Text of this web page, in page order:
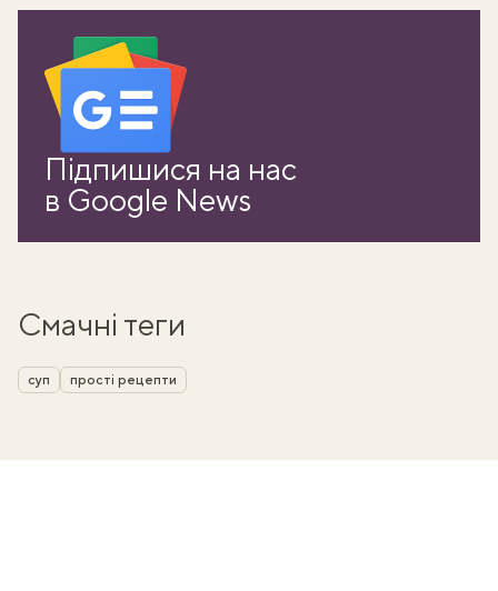
Підпишися на нас
в Google News
Смачні теги
суп прості рецепти